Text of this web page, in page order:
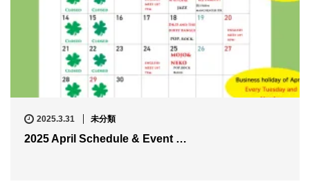
2025.3.31 未分類
2025 April Schedule & Event …